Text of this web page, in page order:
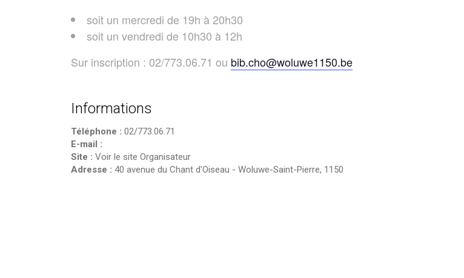
soit un mercredi de 19h à 20h30
soit un vendredi de 10h30 à 12h
Sur inscription : 02/773.06.71 ou bib.cho@woluwe1150.be
Informations
Téléphone : 02/773.06.71
E-mail :
Site : Voir le site Organisateur
Adresse : 40 avenue du Chant d'Oiseau - Woluwe-Saint-Pierre, 1150